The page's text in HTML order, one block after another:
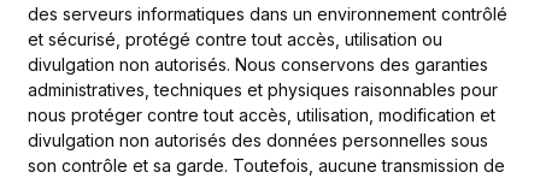
des serveurs informatiques dans un environnement contrôlé
et sécurisé, protégé contre tout accès, utilisation ou
divulgation non autorisés. Nous conservons des garanties
administratives, techniques et physiques raisonnables pour
nous protéger contre tout accès, utilisation, modification et
divulgation non autorisés des données personnelles sous
son contrôle et sa garde. Toutefois, aucune transmission de